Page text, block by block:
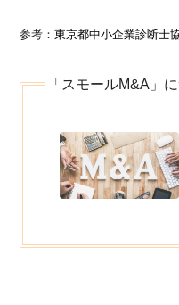
参考：東京都中小企業診断士
「スモールM&A」